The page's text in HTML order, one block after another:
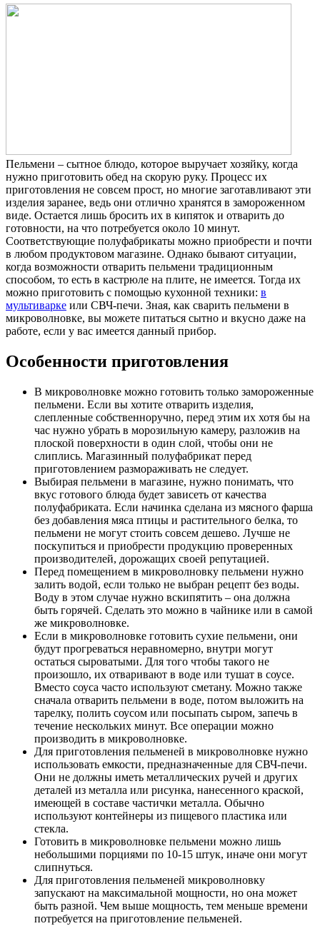
Пельмени – сытное блюдо, которое выручает хозяйку, когда
нужно приготовить обед на скорую руку. Процесс их
приготовления не совсем прост, но многие заготавливают эти
изделия заранее, ведь они отлично хранятся в замороженном
виде. Остается лишь бросить их в кипяток и отварить до
готовности, на что потребуется около 10 минут.
Соответствующие полуфабрикаты можно приобрести и почти
в любом продуктовом магазине. Однако бывают ситуации,
когда возможности отварить пельмени традиционным
способом, то есть в кастрюле на плите, не имеется. Тогда их
можно приготовить с помощью кухонной техники: в
мультиварке или СВЧ-печи. Зная, как сварить пельмени в
микроволновке, вы можете питаться сытно и вкусно даже на
работе, если у вас имеется данный прибор.
Особенности приготовления
В микроволновке можно готовить только замороженные
пельмени. Если вы хотите отварить изделия,
слепленные собственноручно, перед этим их хотя бы на
час нужно убрать в морозильную камеру, разложив на
плоской поверхности в один слой, чтобы они не
слиплись. Магазинный полуфабрикат перед
приготовлением размораживать не следует.
Выбирая пельмени в магазине, нужно понимать, что
вкус готового блюда будет зависеть от качества
полуфабриката. Если начинка сделана из мясного фарша
без добавления мяса птицы и растительного белка, то
пельмени не могут стоить совсем дешево. Лучше не
поскупиться и приобрести продукцию проверенных
производителей, дорожащих своей репутацией.
Перед помещением в микроволновку пельмени нужно
залить водой, если только не выбран рецепт без воды.
Воду в этом случае нужно вскипятить – она должна
быть горячей. Сделать это можно в чайнике или в самой
же микроволновке.
Если в микроволновке готовить сухие пельмени, они
будут прогреваться неравномерно, внутри могут
остаться сыроватыми. Для того чтобы такого не
произошло, их отваривают в воде или тушат в соусе.
Вместо соуса часто используют сметану. Можно также
сначала отварить пельмени в воде, потом выложить на
тарелку, полить соусом или посыпать сыром, запечь в
течение нескольких минут. Все операции можно
производить в микроволновке.
Для приготовления пельменей в микроволновке нужно
использовать емкости, предназначенные для СВЧ-печи.
Они не должны иметь металлических ручей и других
деталей из металла или рисунка, нанесенного краской,
имеющей в составе частички металла. Обычно
используют контейнеры из пищевого пластика или
стекла.
Готовить в микроволновке пельмени можно лишь
небольшими порциями по 10-15 штук, иначе они могут
слипнуться.
Для приготовления пельменей микроволновку
запускают на максимальной мощности, но она может
быть разной. Чем выше мощность, тем меньше времени
потребуется на приготовление пельменей.